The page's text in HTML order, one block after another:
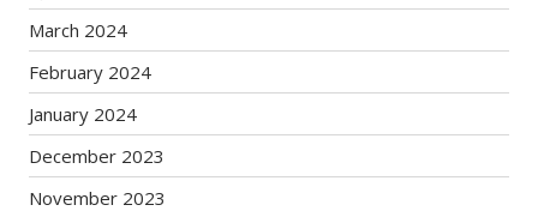
March 2024
February 2024
January 2024
December 2023
November 2023